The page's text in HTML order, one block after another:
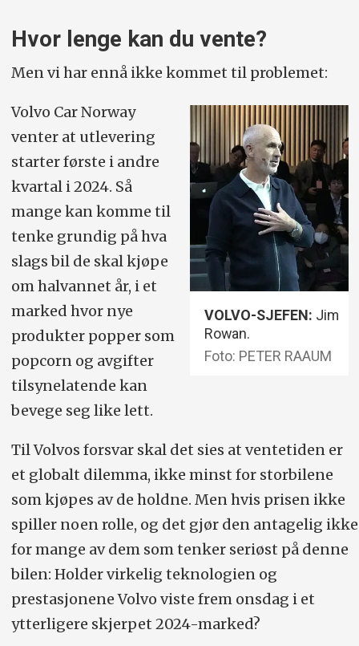
Hvor lenge kan du vente?
Men vi har ennå ikke kommet til problemet:
VOLVO-SJEFEN: Jim
Rowan.
Foto: PETER RAAUM
Volvo Car Norway
venter at utlevering
starter første i andre
kvartal i 2024. Så
mange kan komme til
tenke grundig på hva
slags bil de skal kjøpe
om halvannet år, i et
marked hvor nye
produkter popper som
popcorn og avgifter
tilsynelatende kan
bevege seg like lett.
Til Volvos forsvar skal det sies at ventetiden er
et globalt dilemma, ikke minst for storbilene
som kjøpes av de holdne. Men hvis prisen ikke
spiller noen rolle, og det gjør den antagelig ikke
for mange av dem som tenker seriøst på denne
bilen: Holder virkelig teknologien og
prestasjonene Volvo viste frem onsdag i et
ytterligere skjerpet 2024-marked?